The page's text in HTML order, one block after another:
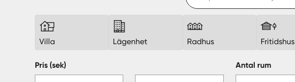
Villa Lägenhet Radhus Fritidshus
Pris (sek) Antal rum